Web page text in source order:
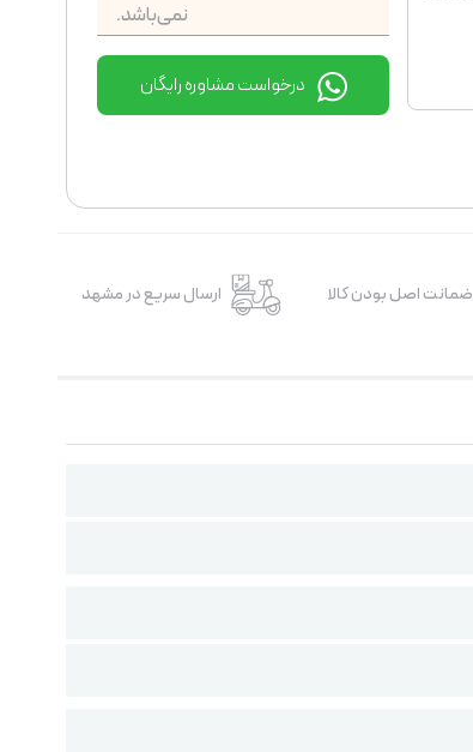
نمی‌باشد.
درخواست مشاوره رایگان
ضمانت اصل بودن کالا ارسال سریع در مشهد